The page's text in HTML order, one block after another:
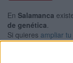
En Salamanca
de genética.
Si quieres ampliar
másters en
están asociados a